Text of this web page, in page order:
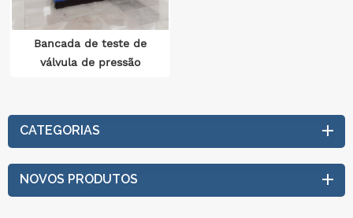
Bancada de teste de
válvula de pressão
estações de teste
independentes ASME
CATEGORIAS
NOVOS PRODUTOS